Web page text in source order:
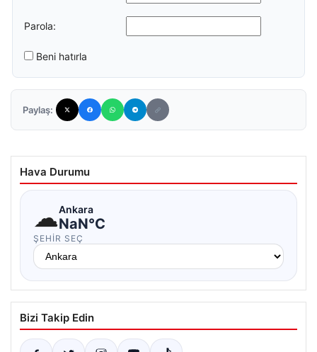
Parola:
Beni hatırla
Paylaş:
Hava Durumu
☁Ankara
NaN°C
ŞEHIR SEÇ
Bizi Takip Edin